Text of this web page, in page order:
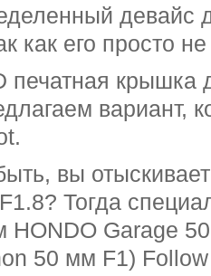
девайс
как его просто
печатная крышка
вариант,
вы
Тогда
HONDO Garage
50 мм F1)